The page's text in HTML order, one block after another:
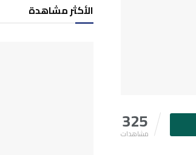
325
مشاهدات
الأكثر مشاهدة